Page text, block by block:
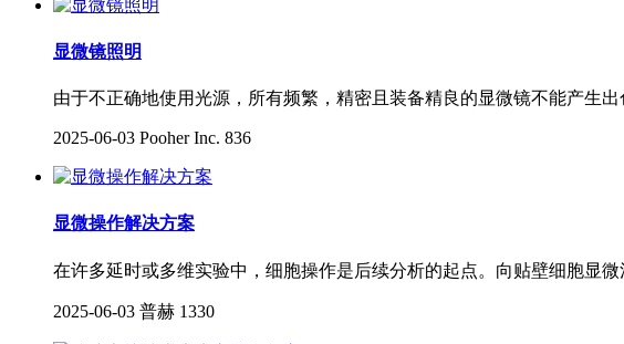
显微镜照明
由于不正确地使用光源，所有频繁，精密且装备精良的显微镜不能产生
2025-06-03 Pooher Inc. 836
显微操作解决方案
在许多延时或多维实验中，细胞操作是后续分析的起点。向贴壁细胞显
2025-06-03 普赫 1330